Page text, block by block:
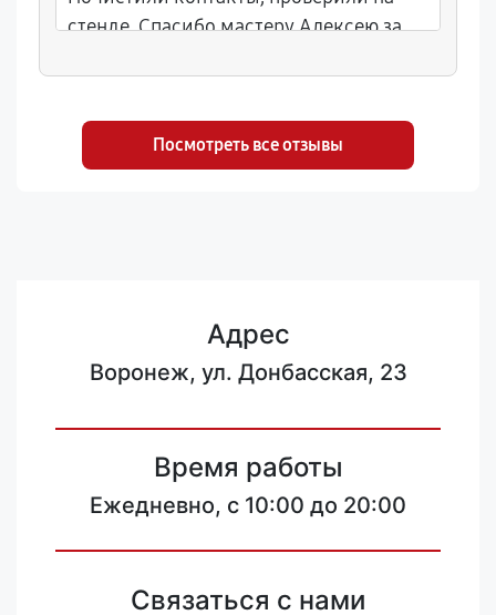
стенде. Спасибо мастеру Алексею за
гарантия 8 месяцев, выдали акт.
Посмотреть все отзывы
Адрес
Воронеж, ул. Донбасская, 23
Время работы
Ежедневно, с 10:00 до 20:00
Связаться с нами